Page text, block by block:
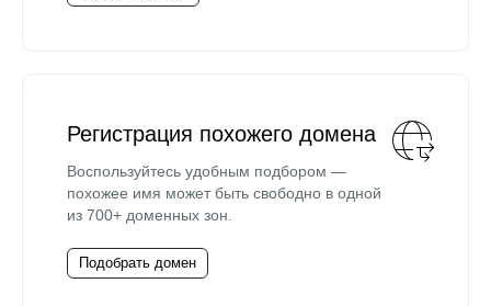
Регистрация похожего домена
Воспользуйтесь удобным подбором —
похожее имя может быть свободно в одной
из 700+ доменных зон.
Подобрать домен